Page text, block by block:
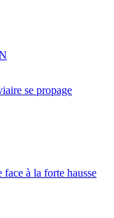
se propage
à la forte hausse